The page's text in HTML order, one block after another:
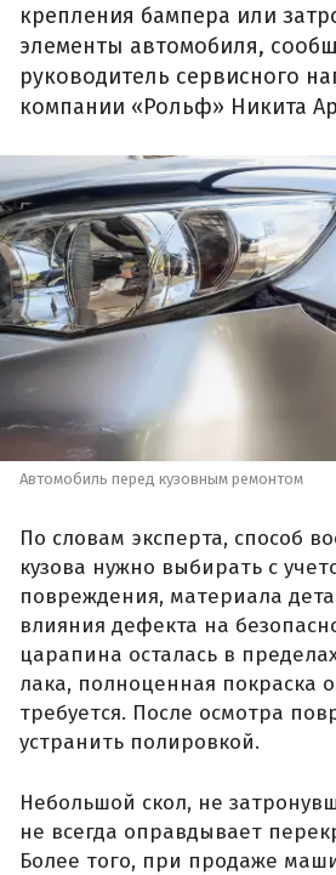
крепления бампера или
элементы автомобиля,
руководитель сервисного
компании «Рольф» Никита
Автомобиль перед кузовным ремонтом
По словам эксперта, способ
кузова нужно выбирать с
повреждения, материала
влияния дефекта на
царапина осталась в
лака, полноценная покраска
требуется. После осмотра
устранить полировкой.
Небольшой скол, не
не всегда оправдывает
Более того, при продаже